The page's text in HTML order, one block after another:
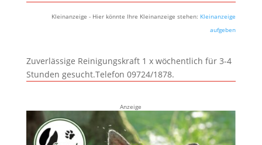
Kleinanzeige - Hier könnte Ihre Kleinanzeige stehen: Kleinanzeige
aufgeben
Zuverlässige Reinigungskraft 1 x wöchentlich für 3-4
Stunden gesucht.Telefon 09724/1878.
Anzeige